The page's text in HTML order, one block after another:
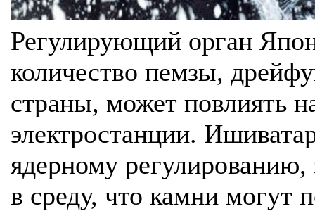
Регулирующий орган
количество пемзы,
страны, может повлиять
электростанции.
ядерному регулированию,
в среду, что камни могут